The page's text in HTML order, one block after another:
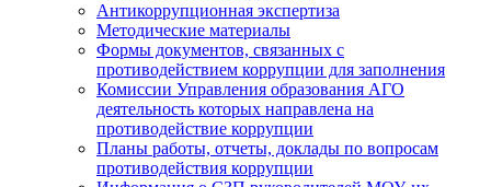
Антикоррупционная экспертиза
Методические материалы
Формы документов, связанных с
противодействием коррупции для заполнения
Комиссии Управления образования АГО
деятельность которых направлена на
противодействие коррупции
Планы работы, отчеты, доклады по вопросам
противодействия коррупции